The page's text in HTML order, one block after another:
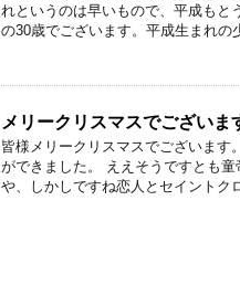
れというのは早いもので、平成もと
の30歳でございます。平成生まれの
メリークリスマスでございま
皆様メリークリスマスでございます
ができました。 ええそうですとも
や、しかしですね恋人とセイントク